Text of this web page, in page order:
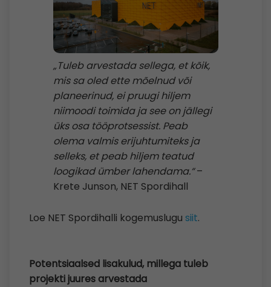
„Tuleb arvestada sellega, et kõik,
mis sa oled ette mõelnud või
planeerinud, ei pruugi hiljem
niimoodi toimida ja see on jällegi
üks osa tööprotsessist. Peab
olema valmis erijuhtumiteks ja
selleks, et peab hiljem teatud
loogikad ümber lahendama.“–
Krete Junson, NET Spordihall
Loe NET Spordihalli kogemuslugu siit.
Potentsiaalsed lisakulud, millega tuleb
projekti juures arvestada